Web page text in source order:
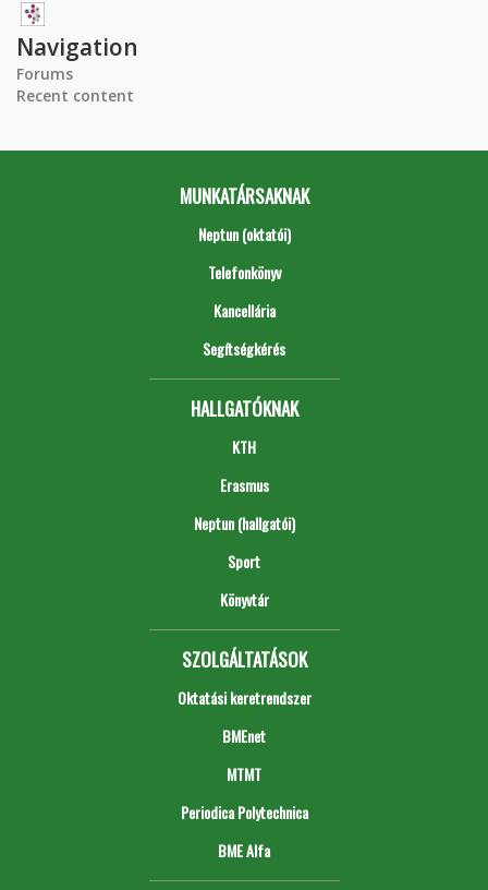
Navigation
Forums
Recent content
MUNKATÁRSAKNAK
Neptun (oktatói)
Telefonkönyv
Kancellária
Segítségkérés
HALLGATÓKNAK
KTH
Erasmus
Neptun (hallgatói)
Sport
Könyvtár
SZOLGÁLTATÁSOK
Oktatási keretrendszer
BMEnet
MTMT
Periodica Polytechnica
BME Alfa